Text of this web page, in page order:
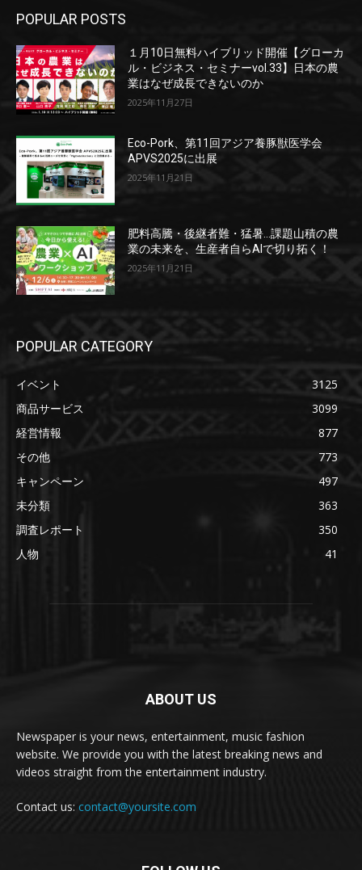
POPULAR POSTS
１月10日無料ハイブリッド開催【グローカ
ル・ビジネス・セミナーvol.33】日本の農
業はなぜ成長できないのか
2025年11月27日
Eco-Pork、第11回アジア養豚獣医学会
APVS2025に出展
2025年11月21日
肥料高騰・後継者難・猛暑…課題山積の農
業の未来を、生産者自らAIで切り拓く！
2025年11月21日
POPULAR CATEGORY
イベント
3125
商品サービス
3099
経営情報
877
その他
773
キャンペーン
497
未分類
363
調査レポート
350
人物
41
ABOUT US
Newspaper is your news, entertainment, music fashion
website. We provide you with the latest breaking news and
videos straight from the entertainment industry.
Contact us: contact@yoursite.com